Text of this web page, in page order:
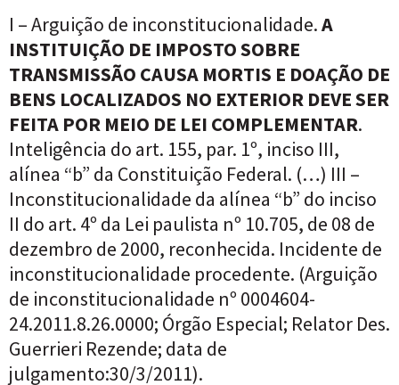
I – Arguição de inconstitucionalidade.A
INSTITUIÇÃO DE IMPOSTO SOBRE
TRANSMISSÃO CAUSA MORTIS E DOAÇÃO DE
BENS LOCALIZADOS NO EXTERIOR DEVE SER
FEITA POR MEIO DE LEI COMPLEMENTAR.
Inteligência do art. 155, par. 1º, inciso III,
alínea “b” da Constituição Federal. (…) III –
Inconstitucionalidade da alínea “b” do inciso
II do art. 4º da Lei paulista nº 10.705, de 08 de
dezembro de 2000, reconhecida. Incidente de
inconstitucionalidade procedente. (Arguição
de inconstitucionalidade nº 0004604-
24.2011.8.26.0000; Órgão Especial; Relator Des.
Guerrieri Rezende; data de
julgamento:30/3/2011).